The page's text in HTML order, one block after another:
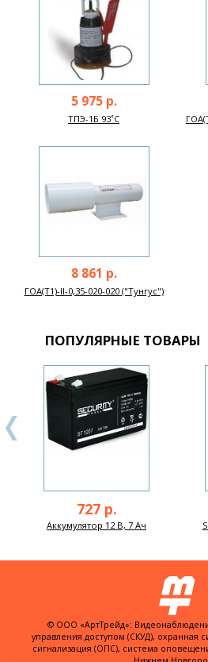
5 975 р.
ТПЭ-1Б 93˚C
8 861 р.
ГОА(Т1)-II-0,35-020-020 ("Тунгус")
ПОПУЛЯРНЫЕ ТОВАРЫ
727 р.
Аккумулятор 12 В, 7 Ач
© ООО «АртТрейд»:
управления доступом (СКУД), охранная
сигнализация (ОПС), система